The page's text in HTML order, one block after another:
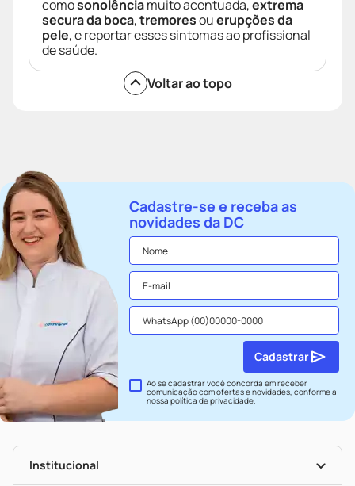
comosonolênciamuito acentuada,extrema
secura da boca,tremoresouerupções da
pele, e reportar esses sintomas ao profissional
de saúde.
Voltar ao topo
Cadastre-se e receba as
novidades da DC
Ao se cadastrar você concorda em receber
comunicação com ofertas e novidades, conforme a
nossapolítica de privacidade.
Cadastrar
Institucional